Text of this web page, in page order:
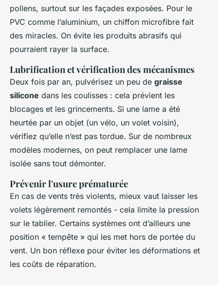
pollens, surtout sur les façades exposées. Pour le
PVC comme l’aluminium, un chiffon microfibre fait
des miracles. On évite les produits abrasifs qui
pourraient rayer la surface.
Lubrification et vérification des mécanismes
Deux fois par an, pulvérisez un peu de graisse
silicone dans les coulisses : cela prévient les
blocages et les grincements. Si une lame a été
heurtée par un objet (un vélo, un volet voisin),
vérifiez qu’elle n’est pas tordue. Sur de nombreux
modèles modernes, on peut remplacer une lame
isolée sans tout démonter.
Prévenir l'usure prématurée
En cas de vents très violents, mieux vaut laisser les
volets légèrement remontés - cela limite la pression
sur le tablier. Certains systèmes ont d’ailleurs une
position « tempête » qui les met hors de portée du
vent. Un bon réflexe pour éviter les déformations et
les coûts de réparation.